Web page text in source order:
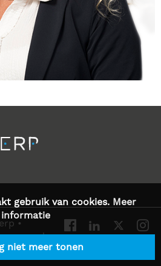
gebruik van cookies. Meer
informatie
niet meer tonen
•
Contact